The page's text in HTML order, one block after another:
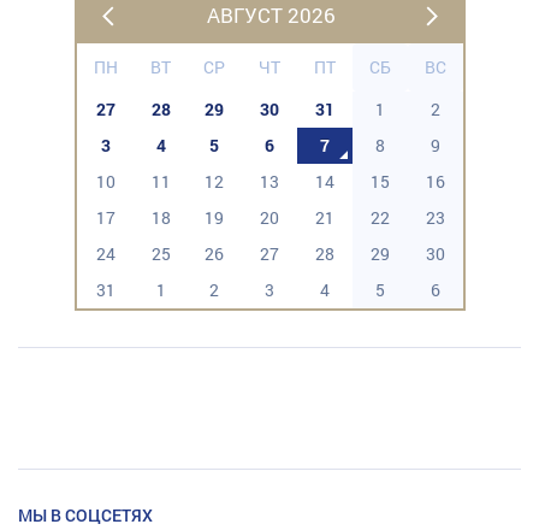
АВГУСТ 2026
ПН ВТ СР ЧТ ПТ СБ
ВС
27
28 29 30 31 1
2
3
4 5 6 7 8
9
10
11 12 13 14 15
16
17
18 19 20 21 22
23
24
25 26 27 28 29
30
31
1 2 3 4 5 6
МЫ В СОЦСЕТЯХ